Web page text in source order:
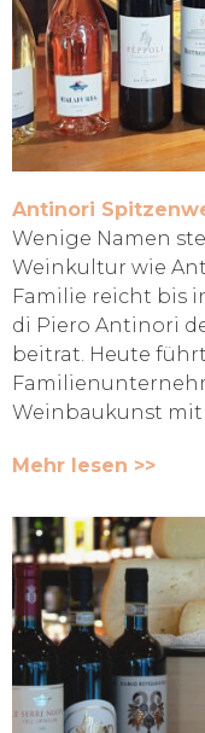
Antinori
Wenige Namen
Weinkultur wie
Familie reicht bis
di Piero Antinori
beitrat. Heute
Weinbaukunst
Mehr lesen >>